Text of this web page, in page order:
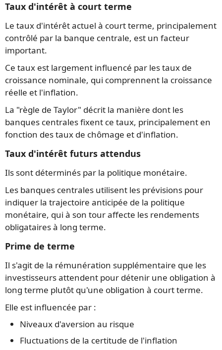
Taux d'intérêt à court terme
Le taux d'intérêt actuel à court terme, principalement
contrôlé par la banque centrale, est un facteur
important.
Ce taux est largement influencé par les taux de
croissance nominale, qui comprennent la croissance
réelle et l'inflation.
La "règle de Taylor" décrit la manière dont les
banques centrales fixent ce taux, principalement en
fonction des taux de chômage et d'inflation.
Taux d'intérêt futurs attendus
Ils sont déterminés par la politique monétaire.
Les banques centrales utilisent les prévisions pour
indiquer la trajectoire anticipée de la politique
monétaire, qui à son tour affecte les rendements
obligataires à long terme.
Prime de terme
Il s'agit de la rémunération supplémentaire que les
investisseurs attendent pour détenir une obligation à
long terme plutôt qu'une obligation à court terme.
Elle est influencée par :
Niveaux d'aversion au risque
Fluctuations de la certitude de l'inflation